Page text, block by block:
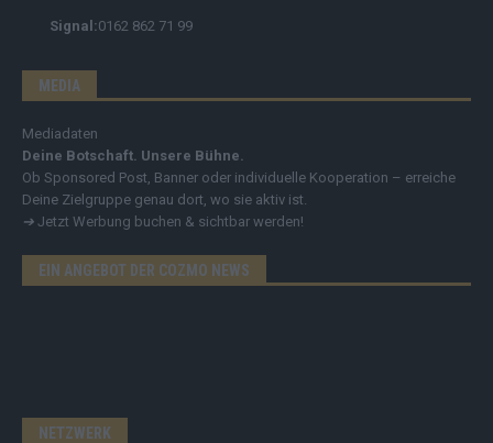
Signal:0162 862 71 99
MEDIA
Mediadaten
Deine Botschaft. Unsere Bühne.
Ob Sponsored Post, Banner oder individuelle Kooperation – erreiche
Deine Zielgruppe genau dort, wo sie aktiv ist.
➔ Jetzt Werbung buchen & sichtbar werden!
EIN ANGEBOT DER COZMO NEWS
NETZWERK